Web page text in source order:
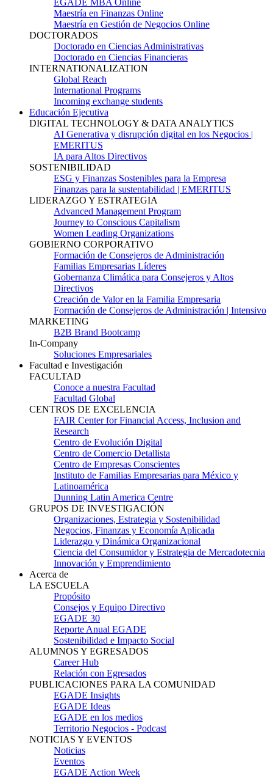
EGADE MBA Online
Maestría en Finanzas Online
Maestría en Gestión de Negocios Online
DOCTORADOS
Doctorado en Ciencias Administrativas
Doctorado en Ciencias Financieras
INTERNATIONALIZATION
Global Reach
International Programs
Incoming exchange students
Educación Ejecutiva
DIGITAL TECHNOLOGY & DATA ANALYTICS
AI Generativa y disrupción digital en los Negocios |
EMERITUS
IA para Altos Directivos
SOSTENIBILIDAD
ESG y Finanzas Sostenibles para la Empresa
Finanzas para la sustentabilidad | EMERITUS
LIDERAZGO Y ESTRATEGIA
Advanced Management Program
Journey to Conscious Capitalism
Women Leading Organizations
GOBIERNO CORPORATIVO
Formación de Consejeros de Administración
Familias Empresarias Líderes
Gobernanza Climática para Consejeros y Altos
Directivos
Creación de Valor en la Familia Empresaria
Formación de Consejeros de Administración | Intensivo
MARKETING
B2B Brand Bootcamp
In-Company
Soluciones Empresariales
Facultad e Investigación
FACULTAD
Conoce a nuestra Facultad
Facultad Global
CENTROS DE EXCELENCIA
FAIR Center for Financial Access, Inclusion and
Research
Centro de Evolución Digital
Centro de Comercio Detallista
Centro de Empresas Conscientes
Instituto de Familias Empresarias para México y
Latinoamérica
Dunning Latin America Centre
GRUPOS DE INVESTIGACIÓN
Organizaciones, Estrategia y Sostenibilidad
Negocios, Finanzas y Economía Aplicada
Liderazgo y Dinámica Organizacional
Ciencia del Consumidor y Estrategia de Mercadotecnia
Innovación y Emprendimiento
Acerca de
LA ESCUELA
Propósito
Consejos y Equipo Directivo
EGADE 30
Reporte Anual EGADE
Sostenibilidad e Impacto Social
ALUMNOS Y EGRESADOS
Career Hub
Relación con Egresados
PUBLICACIONES PARA LA COMUNIDAD
EGADE Insights
EGADE Ideas
EGADE en los medios
Territorio Negocios - Podcast
NOTICIAS Y EVENTOS
Noticias
Eventos
EGADE Action Week